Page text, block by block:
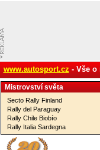
www.autosport.cz - Vše o
Mistrovství­ světa
Secto Rally Finland
Rally del Paraguay
Rally Chile Biobío
Rally Italia Sardegna